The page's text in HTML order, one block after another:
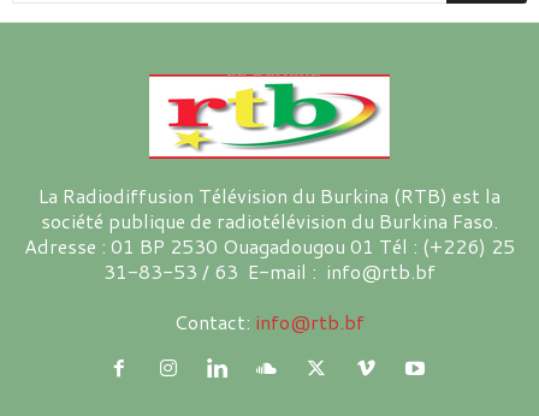
La Radiodiffusion Télévision du Burkina (RTB) est la
société publique de radiotélévision du Burkina Faso.
Adresse : 01 BP 2530 Ouagadougou 01 Tél : (+226) 25
31-83-53 / 63 E-mail : info@rtb.bf
Contact: info@rtb.bf